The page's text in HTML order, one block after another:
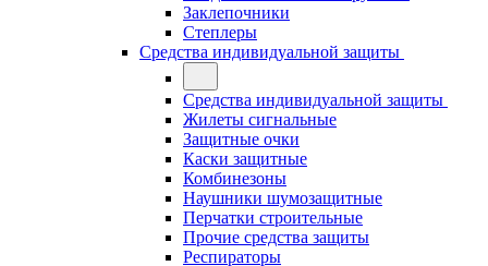
Заклепочники
Степлеры
Средства индивидуальной защиты
Средства индивидуальной защиты
Жилеты сигнальные
Защитные очки
Каски защитные
Комбинезоны
Наушники шумозащитные
Перчатки строительные
Прочие средства защиты
Респираторы